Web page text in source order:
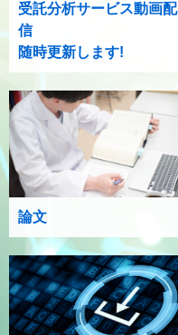
受託分析サービス動画配
信
随時更新します!
論文